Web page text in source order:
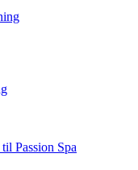
Passion Spa